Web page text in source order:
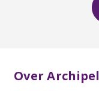
Over Archipel